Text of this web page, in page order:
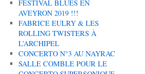
FESTIVAL BLUES EN
AVEYRON 2019 !!!
FABRICE EULRY & LES
ROLLING TWISTERS À
L’ARCHIPEL
CONCERTO N°3 AU NAYRAC
SALLE COMBLE POUR LE